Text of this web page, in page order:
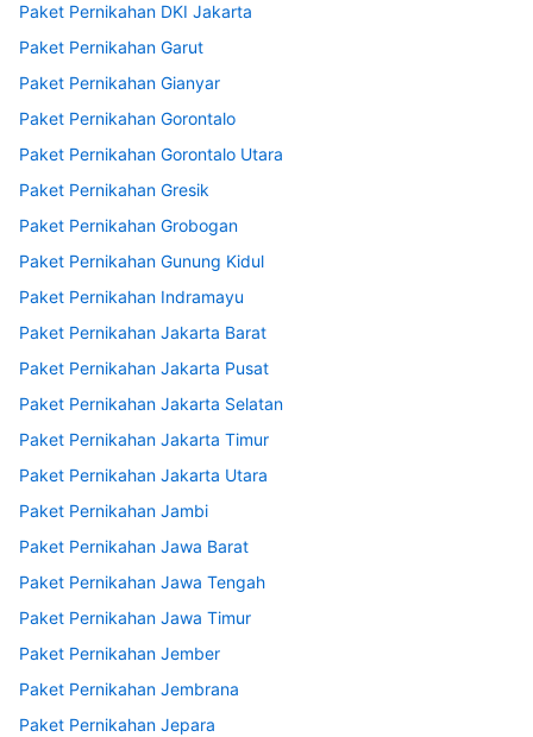
Paket Pernikahan DKI Jakarta
Paket Pernikahan Garut
Paket Pernikahan Gianyar
Paket Pernikahan Gorontalo
Paket Pernikahan Gorontalo Utara
Paket Pernikahan Gresik
Paket Pernikahan Grobogan
Paket Pernikahan Gunung Kidul
Paket Pernikahan Indramayu
Paket Pernikahan Jakarta Barat
Paket Pernikahan Jakarta Pusat
Paket Pernikahan Jakarta Selatan
Paket Pernikahan Jakarta Timur
Paket Pernikahan Jakarta Utara
Paket Pernikahan Jambi
Paket Pernikahan Jawa Barat
Paket Pernikahan Jawa Tengah
Paket Pernikahan Jawa Timur
Paket Pernikahan Jember
Paket Pernikahan Jembrana
Paket Pernikahan Jepara